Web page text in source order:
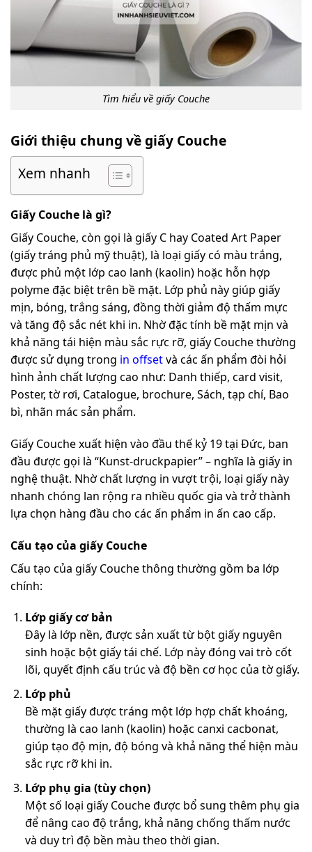
Tìm hiểu về giấy Couche
Giới thiệu chung về giấy Couche
Xem nhanh
Giấy Couche là gì?
Giấy Couche, còn gọi là giấy C hay Coated Art Paper
(giấy tráng phủ mỹ thuật), là loại giấy có màu trắng,
được phủ một lớp cao lanh (kaolin) hoặc hỗn hợp
polyme đặc biệt trên bề mặt. Lớp phủ này giúp giấy
mịn, bóng, trắng sáng, đồng thời giảm độ thấm mực
và tăng độ sắc nét khi in. Nhờ đặc tính bề mặt mịn và
khả năng tái hiện màu sắc rực rỡ, giấy Couche thường
được sử dụng trong in offsetvà các ấn phẩm đòi hỏi
hình ảnh chất lượng cao như: Danh thiếp, card visit,
Poster, tờ rơi, Catalogue, brochure, Sách, tạp chí, Bao
bì, nhãn mác sản phẩm.
Giấy Couche xuất hiện vào đầu thế kỷ 19 tại Đức, ban
đầu được gọi là “Kunst-druckpapier” – nghĩa là giấy in
nghệ thuật. Nhờ chất lượng in vượt trội, loại giấy này
nhanh chóng lan rộng ra nhiều quốc gia và trở thành
lựa chọn hàng đầu cho các ấn phẩm in ấn cao cấp.
Cấu tạo của giấy Couche
Cấu tạo của giấy Couche thông thường gồm ba lớp
chính:
Lớp giấy cơ bản
Đây là lớp nền, được sản xuất từ bột giấy nguyên
sinh hoặc bột giấy tái chế. Lớp này đóng vai trò cốt
lõi, quyết định cấu trúc và độ bền cơ học của tờ giấy.
Lớp phủ
Bề mặt giấy được tráng một lớp hợp chất khoáng,
thường là cao lanh (kaolin) hoặc canxi cacbonat,
giúp tạo độ mịn, độ bóng và khả năng thể hiện màu
sắc rực rỡ khi in.
Lớp phụ gia (tùy chọn)
Một số loại giấy Couche được bổ sung thêm phụ gia
để nâng cao độ trắng, khả năng chống thấm nước
và duy trì độ bền màu theo thời gian.